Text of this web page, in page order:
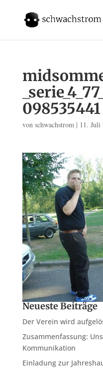
098535441
von schwachstrom| 11. Juli
Neueste Beiträge
Der Verein wird
Zusammenfassung:
Kommunikation
Einladung zur